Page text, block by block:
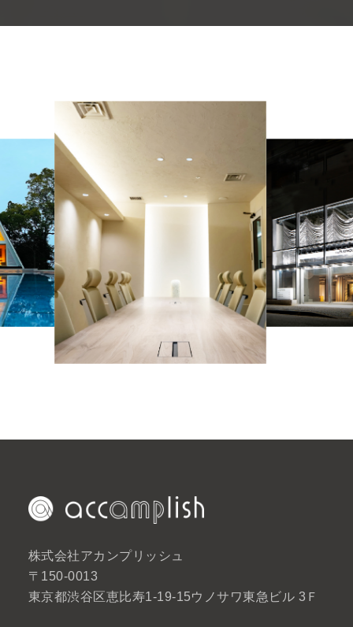
株式会社アカンプリッシュ
〒150-0013
東京都渋谷区恵比寿1-19-15ウノサワ東急ビル 3Ｆ